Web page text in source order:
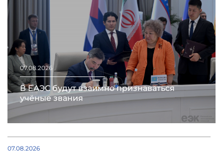
07.08.2026
В ЕАЭС будут взаимно признаваться
учёные звания
07.08.2026